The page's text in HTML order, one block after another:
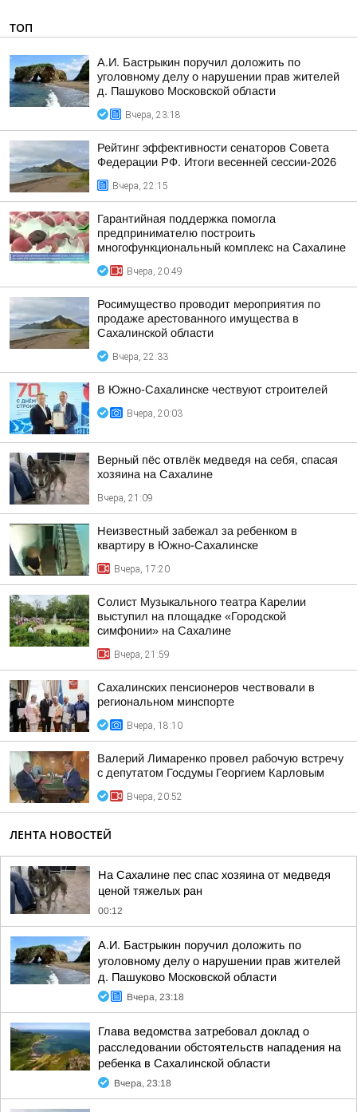
ТОП
А.И. Бастрыкин поручил доложить по
уголовному делу о нарушении прав жителей
д. Пашуково Московской области
Вчера, 23:18
Рейтинг эффективности сенаторов Совета
Федерации РФ. Итоги весенней сессии-2026
Вчера, 22:15
Гарантийная поддержка помогла
предпринимателю построить
многофункциональный комплекс на Сахалине
Вчера, 20:49
Росимущество проводит мероприятия по
продаже арестованного имущества в
Сахалинской области
Вчера, 22:33
В Южно-Сахалинске чествуют строителей
Вчера, 20:03
Верный пёс отвлёк медведя на себя, спасая
хозяина на Сахалине
Вчера, 21:09
Неизвестный забежал за ребенком в
квартиру в Южно-Сахалинске
Вчера, 17:20
Солист Музыкального театра Карелии
выступил на площадке «Городской
симфонии» на Сахалине
Вчера, 21:59
Сахалинских пенсионеров чествовали в
региональном минспорте
Вчера, 18:10
Валерий Лимаренко провел рабочую встречу
с депутатом Госдумы Георгием Карловым
Вчера, 20:52
ЛЕНТА НОВОСТЕЙ
На Сахалине пес спас хозяина от медведя
ценой тяжелых ран
00:12
А.И. Бастрыкин поручил доложить по
уголовному делу о нарушении прав жителей
д. Пашуково Московской области
Вчера, 23:18
Глава ведомства затребовал доклад о
расследовании обстоятельств нападения на
ребенка в Сахалинской области
Вчера, 23:18